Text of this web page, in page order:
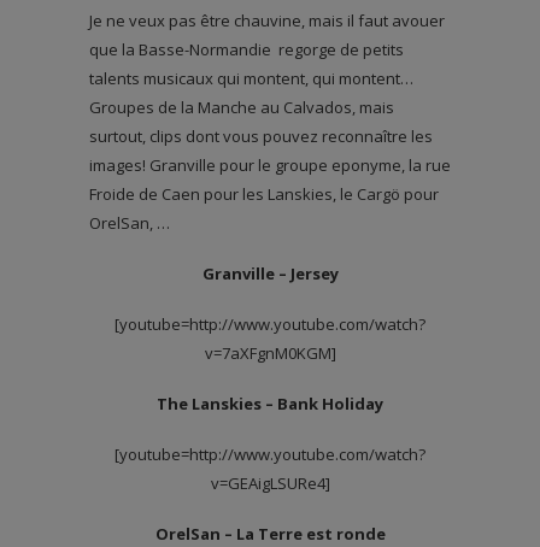
Je ne veux pas être chauvine, mais il faut avouer
que la Basse-Normandie regorge de petits
talents musicaux qui montent, qui montent…
Groupes de la Manche au Calvados, mais
surtout, clips dont vous pouvez reconnaître les
images! Granville pour le groupe eponyme, la rue
Froide de Caen pour les Lanskies, le Cargö pour
OrelSan, …
Granville – Jersey
[youtube=http://www.youtube.com/watch?
v=7aXFgnM0KGM]
The Lanskies – Bank Holiday
[youtube=http://www.youtube.com/watch?
v=GEAigLSURe4]
OrelSan – La Terre est ronde